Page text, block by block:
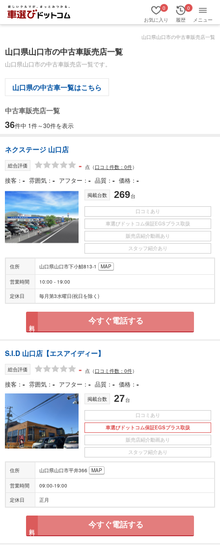
お気に入り
0
履歴
0
メニュー
山口県山口市の中古車販売店一覧
山口県山口市の中古車販売店一覧
山口県山口市の中古車販売店一覧です。
山口県の中古車一覧はこちら
中古車販売店一覧
36件中 1件～30件を表示
ネクステージ 山口店
総合評価 - 点 （口コミ件数：0件）
接客 - 雰囲気 - アフター - 品質 - 価格 -
掲載台数 269台
口コミあり
車選びドットコム保証EGSプラス取扱
販売店紹介動画あり
スタッフ紹介あり
住所 山口県山口市下小鯖813-1 MAP
営業時間 10:00 - 19:00
定休日 毎月第3水曜日(祝日を除く)
今すぐ電話する
S.I.D 山口店【エスアイディー】
総合評価 - 点 （口コミ件数：0件）
接客 - 雰囲気 - アフター - 品質 - 価格 -
掲載台数 27台
口コミあり
車選びドットコム保証EGSプラス取扱
販売店紹介動画あり
スタッフ紹介あり
住所 山口県山口市平井366 MAP
営業時間 09:00-19:00
定休日 正月
今すぐ電話する